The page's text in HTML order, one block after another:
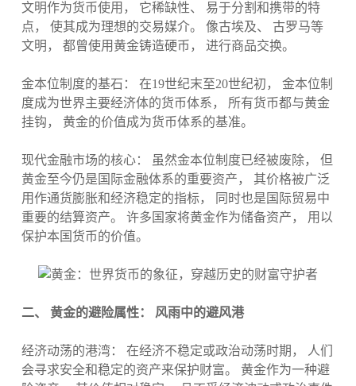
文明作为货币使用， 它稀缺性、 易于分割和携带的特
点， 使其成为理想的交易媒介。 像古埃及、 古罗马等
文明， 都曾使用黄金铸造硬币， 进行商品交换。
金本位制度的基石： 在19世纪末至20世纪初， 金本位制
度成为世界主要经济体的货币体系， 所有货币都与黄金
挂钩， 黄金的价值成为货币体系的基准。
现代金融市场的核心： 虽然金本位制度已经被废除， 但
黄金至今仍是国际金融体系的重要资产， 其价格被广泛
用作通货膨胀和经济稳定的指标， 同时也是国际贸易中
重要的结算资产。 许多国家将黄金作为储备资产， 用以
保护本国货币的价值。
二、 黄金的避险属性： 风雨中的避风港
经济动荡的港湾： 在经济不稳定或政治动荡时期， 人们
会寻求安全和稳定的资产来保护财富。 黄金作为一种避